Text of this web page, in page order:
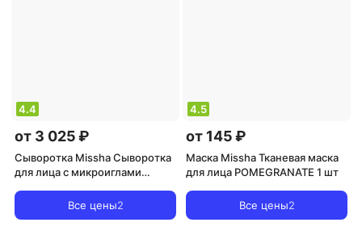
4.4
от 3 025 ₽
Сыворотка Missha Сыворотка
для лица с микроиглами
Все цены2
4.5
от 145 ₽
Маска Missha Тканевая маска
для лица POMEGRANATE 1 шт
Все цены2